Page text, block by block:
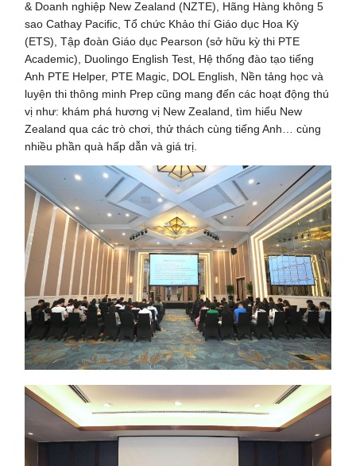
& Doanh nghiệp New Zealand (NZTE), Hãng Hàng không 5
sao Cathay Pacific, Tổ chức Khảo thí Giáo dục Hoa Kỳ
(ETS), Tập đoàn Giáo dục Pearson (sở hữu kỳ thi PTE
Academic), Duolingo English Test, Hệ thống đào tạo tiếng
Anh PTE Helper, PTE Magic, DOL English, Nền tảng học và
luyện thi thông minh Prep cũng mang đến các hoạt động thú
vị như: khám phá hương vị New Zealand, tìm hiểu New
Zealand qua các trò chơi, thử thách cùng tiếng Anh… cùng
nhiều phần quà hấp dẫn và giá trị.